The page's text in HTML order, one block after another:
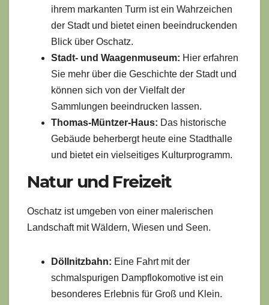
ihrem markanten Turm ist ein Wahrzeichen
der Stadt und bietet einen beeindruckenden
Blick über Oschatz.
Stadt- und Waagenmuseum: Hier erfahren
Sie mehr über die Geschichte der Stadt und
können sich von der Vielfalt der
Sammlungen beeindrucken lassen.
Thomas-Müntzer-Haus: Das historische
Gebäude beherbergt heute eine Stadthalle
und bietet ein vielseitiges Kulturprogramm.
Natur und Freizeit
Oschatz ist umgeben von einer malerischen
Landschaft mit Wäldern, Wiesen und Seen.
Döllnitzbahn: Eine Fahrt mit der
schmalspurigen Dampflokomotive ist ein
besonderes Erlebnis für Groß und Klein.